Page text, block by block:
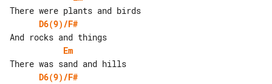
D6(9)/F#
Em
D6(9)/F#